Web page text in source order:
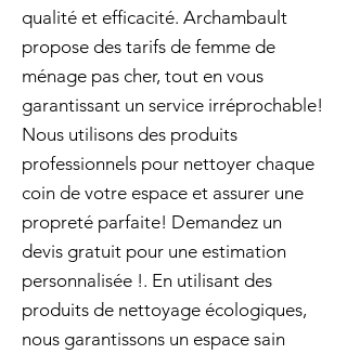
qualité et efficacité. Archambault
propose des tarifs de femme de
ménage pas cher, tout en vous
garantissant un service irréprochable!
Nous utilisons des produits
professionnels pour nettoyer chaque
coin de votre espace et assurer une
propreté parfaite! Demandez un
devis gratuit pour une estimation
personnalisée !. En utilisant des
produits de nettoyage écologiques,
nous garantissons un espace sain